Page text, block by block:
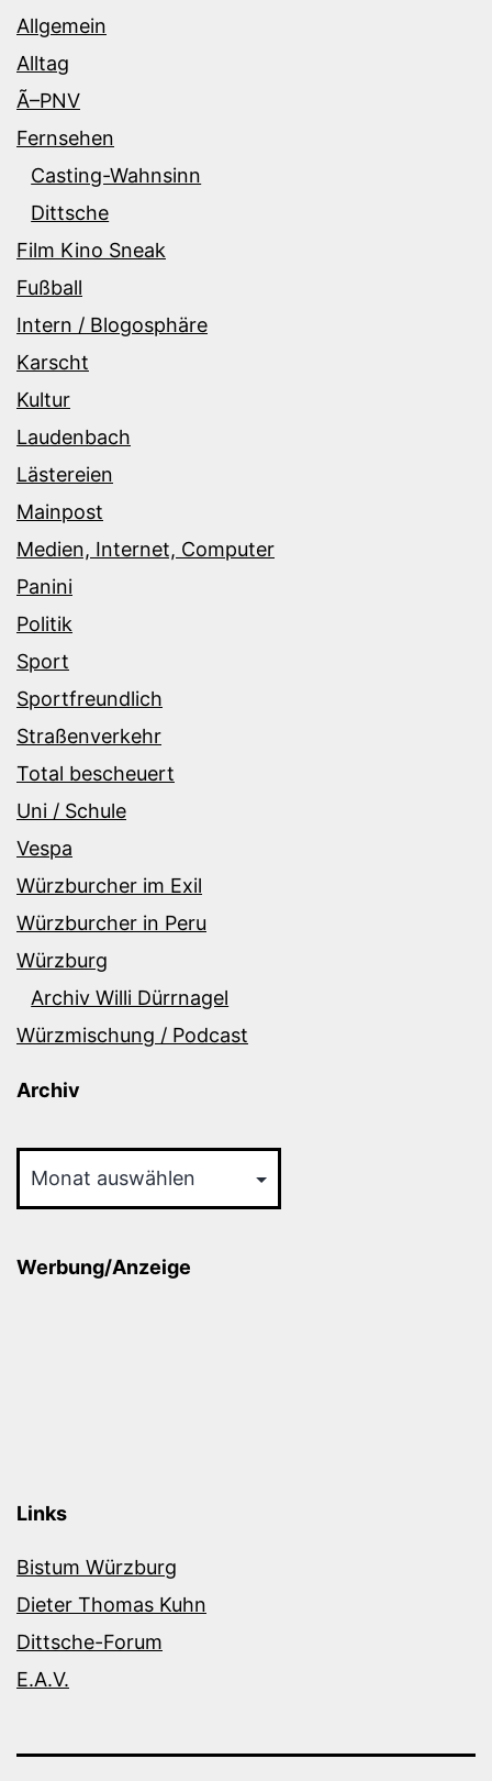
Allgemein
Alltag
Ã–PNV
Fernsehen
Casting-Wahnsinn
Dittsche
Film Kino Sneak
Fußball
Intern / Blogosphäre
Karscht
Kultur
Laudenbach
Lästereien
Mainpost
Medien, Internet, Computer
Panini
Politik
Sport
Sportfreundlich
Straßenverkehr
Total bescheuert
Uni / Schule
Vespa
Würzburcher im Exil
Würzburcher in Peru
Würzburg
Archiv Willi Dürrnagel
Würzmischung / Podcast
Archiv
Werbung/Anzeige
Links
Bistum Würzburg
Dieter Thomas Kuhn
Dittsche-Forum
E.A.V.